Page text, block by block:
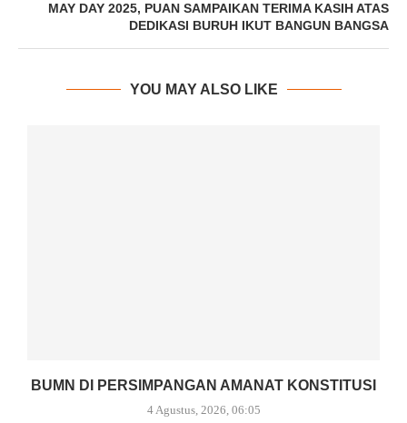
MAY DAY 2025, PUAN SAMPAIKAN TERIMA KASIH ATAS
DEDIKASI BURUH IKUT BANGUN BANGSA
YOU MAY ALSO LIKE
BUMN DI PERSIMPANGAN AMANAT KONSTITUSI
4 Agustus, 2026, 06:05